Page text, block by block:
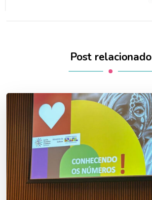
Post relacionado